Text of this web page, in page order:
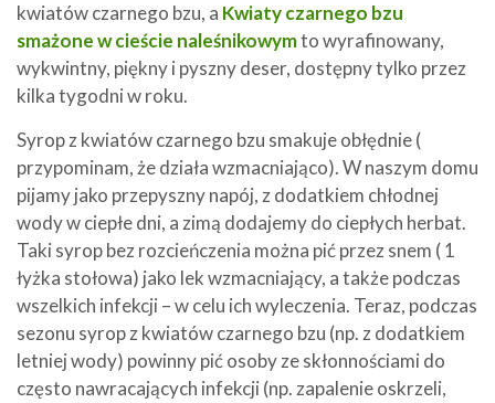
kwiatów czarnego bzu, a Kwiaty czarnego bzu
smażone w cieście naleśnikowymto wyrafinowany,
wykwintny, piękny i pyszny deser, dostępny tylko przez
kilka tygodni w roku.
Syrop z kwiatów czarnego bzu smakuje obłędnie (
przypominam, że działa wzmacniająco). W naszym domu
pijamy jako przepyszny napój, z dodatkiem chłodnej
wody w ciepłe dni, a zimą dodajemy do ciepłych herbat.
Taki syrop bez rozcieńczenia można pić przez snem ( 1
łyżka stołowa) jako lek wzmacniający, a także podczas
wszelkich infekcji – w celu ich wyleczenia. Teraz, podczas
sezonu syrop z kwiatów czarnego bzu (np. z dodatkiem
letniej wody) powinny pić osoby ze skłonnościami do
często nawracających infekcji (np. zapalenie oskrzeli,